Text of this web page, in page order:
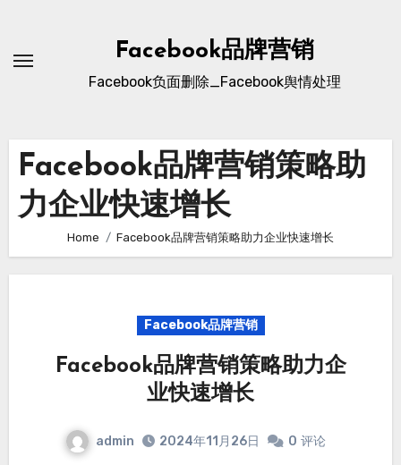
content
Facebook品牌营销
Facebook负面删除_Facebook舆情处理
Facebook品牌营销策略助
力企业快速增长
Home Facebook品牌营销策略助力企业快速增长
Facebook品牌营销
Facebook品牌营销策略助力企
业快速增长
admin 2024年11月26日 0 评论